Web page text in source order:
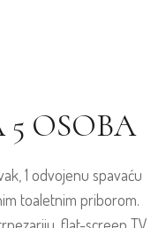
OSOBA
1 odvojenu spavaću
toaletnim priborom.